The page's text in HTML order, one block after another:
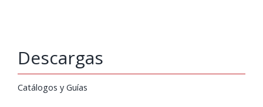
Descargas
Catálogos y Guías